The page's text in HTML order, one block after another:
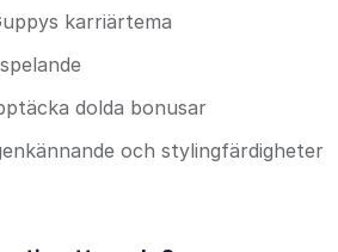
karriärtema
dolda bonusar
och stylingfärdigheter